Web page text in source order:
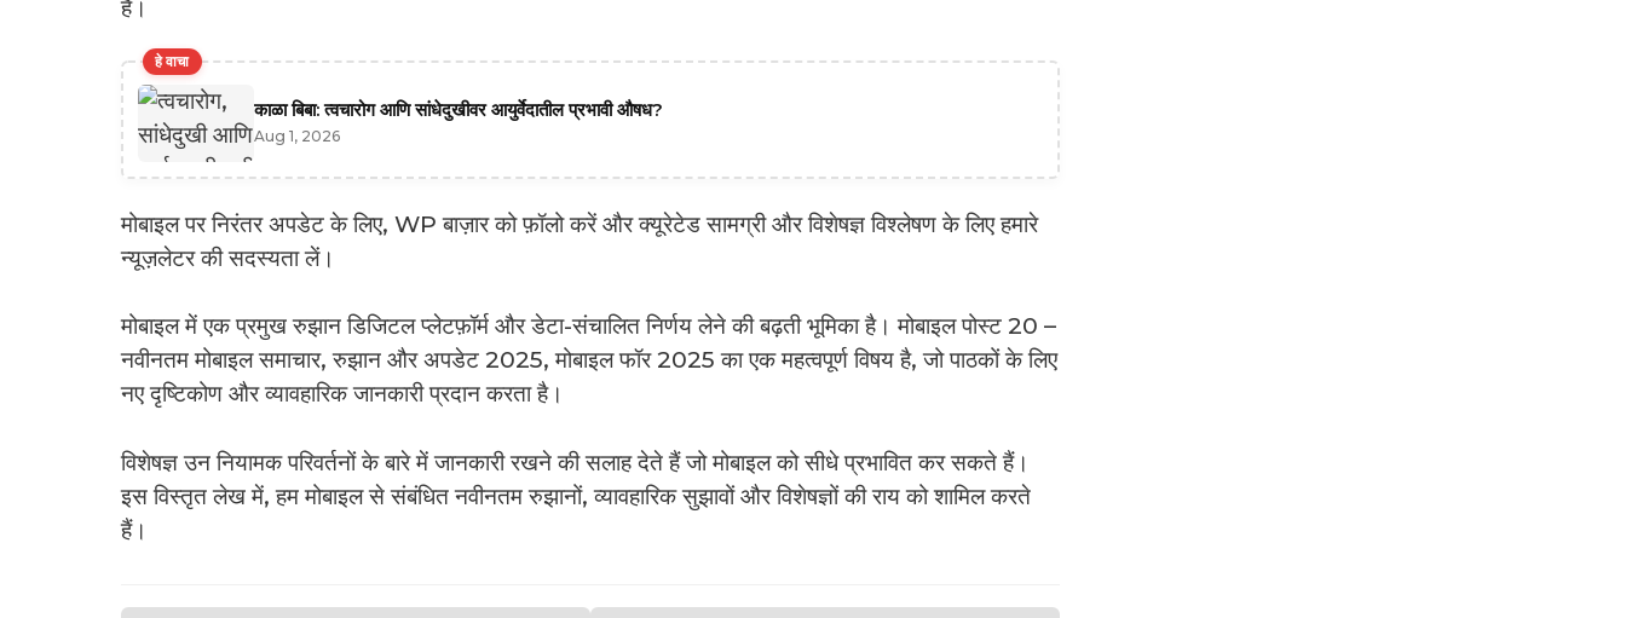
हैं।
हे वाचा
काळा बिबा: त्वचारोग आणि सांधेदुखीवर आयुर्वेदातील प्रभावी औषध?
Aug 1, 2026
मोबाइल पर निरंतर अपडेट के लिए, WP बाज़ार को फ़ॉलो करें और क्यूरेटेड सामग्री और विशेषज्ञ विश्लेषण के लिए हमारे
न्यूज़लेटर की सदस्यता लें।
मोबाइल में एक प्रमुख रुझान डिजिटल प्लेटफ़ॉर्म और डेटा-संचालित निर्णय लेने की बढ़ती भूमिका है। मोबाइल पोस्ट 20 –
नवीनतम मोबाइल समाचार, रुझान और अपडेट 2025, मोबाइल फॉर 2025 का एक महत्वपूर्ण विषय है, जो पाठकों के लिए
नए दृष्टिकोण और व्यावहारिक जानकारी प्रदान करता है।
विशेषज्ञ उन नियामक परिवर्तनों के बारे में जानकारी रखने की सलाह देते हैं जो मोबाइल को सीधे प्रभावित कर सकते हैं।
इस विस्तृत लेख में, हम मोबाइल से संबंधित नवीनतम रुझानों, व्यावहारिक सुझावों और विशेषज्ञों की राय को शामिल करते
हैं।